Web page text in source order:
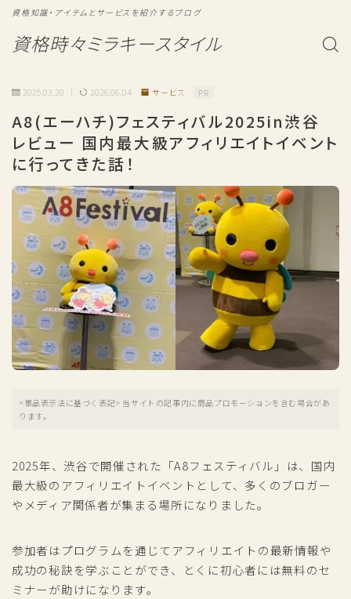
資格時々ミラキースタイル
資格知識・アイテムとサービスを紹介するブログ
2025.03.20 2026.06.04 サービス PR
A8(エーハチ)フェスティバル2025in渋谷
レビュー 国内最大級アフィリエイトイベント
に行ってきた話！
<景品表示法に基づく表記> 当サイトの記事内に商品プロモーションを含む場合があ
ります。
2025年、渋谷で開催された「A8フェスティバル」は、国内
最大級のアフィリエイトイベントとして、多くのブロガー
やメディア関係者が集まる場所になりました。
参加者はプログラムを通じてアフィリエイトの最新情報や
成功の秘訣を学ぶことができ、とくに初心者には無料のセ
ミナーが助けになります。